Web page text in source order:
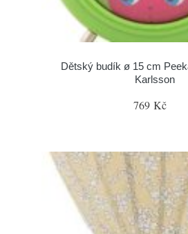
Dětský budík ø 15 cm
Karlsson
769 Kč